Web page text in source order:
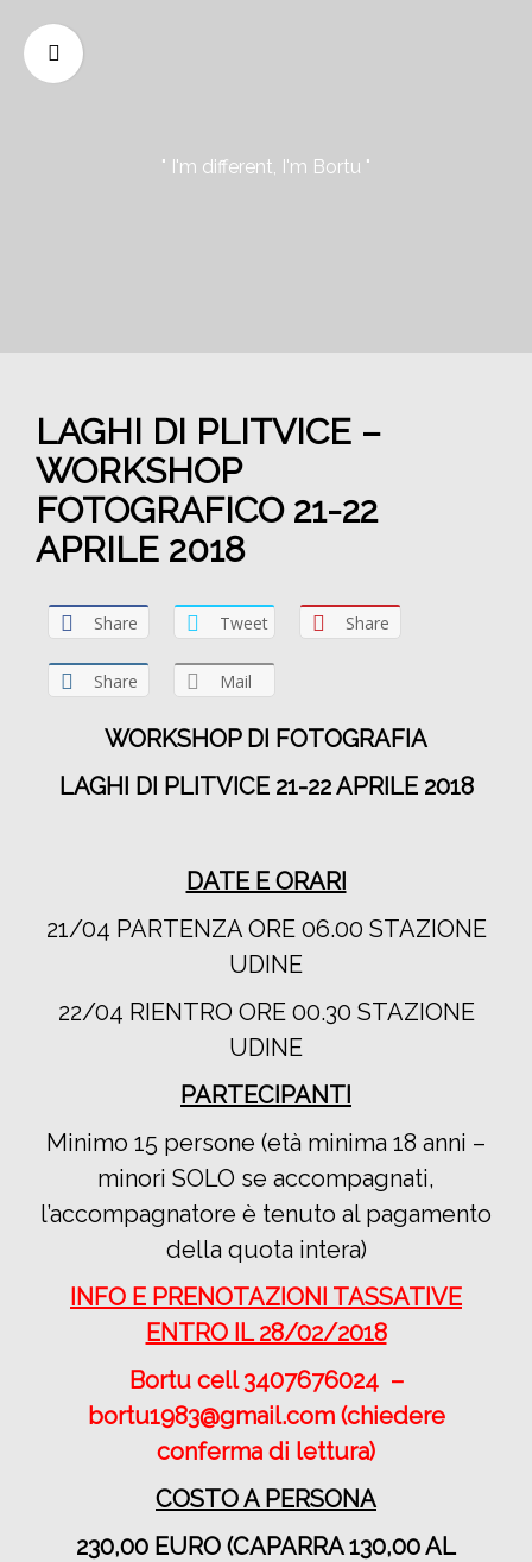
" I'm different, I'm Bortu "
LAGHI DI PLITVICE –
WORKSHOP
FOTOGRAFICO 21-22
APRILE 2018
Share Tweet Share
Share Mail
WORKSHOP DI FOTOGRAFIA
LAGHI DI PLITVICE 21-22 APRILE 2018
DATE E ORARI
21/04 PARTENZA ORE 06.00 STAZIONE
UDINE
22/04 RIENTRO ORE 00.30 STAZIONE
UDINE
PARTECIPANTI
Minimo 15 persone (età minima 18 anni –
minori SOLO se accompagnati,
l’accompagnatore è tenuto al pagamento
della quota intera)
INFO E PRENOTAZIONI TASSATIVE
ENTRO IL 28/02/2018
Bortu cell 3407676024 –
bortu1983@gmail.com(chiedere
conferma di lettura)
COSTO A PERSONA
230,00 EURO (CAPARRA 130,00 AL